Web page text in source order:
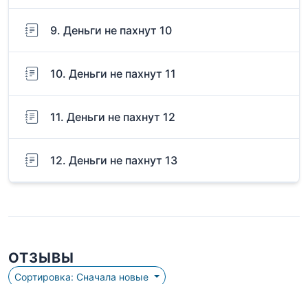
9. Деньги не пахнут 10
10. Деньги не пахнут 11
11. Деньги не пахнут 12
12. Деньги не пахнут 13
ОТЗЫВЫ
Сортировка: Сначала новые